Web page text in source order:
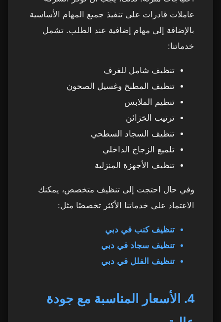
عاملات قادرات على تنفيذ جميع المهام الأساسية
بالإضافة إلى مهام إضافية عند الطلب. تشمل
خدماتنا:
تنظيف شامل للغرف
تنظيف المطبخ وغسيل الصحون
تنظيم الملابس
ترتيب الخزائن
تنظيف السجاد السطحي
تلميع الزجاج الداخلي
تنظيف الأجهزة المنزلية
وفي حال احتجت إلى تنظيف متخصص، يمكنك
الاعتماد على خدماتنا الأكثر تخصصًا مثل:
تنظيف كنب في دبي
تنظيف سجاد في دبي
تنظيف الفلل في دبي
4. الأسعار المناسبة مع جودة